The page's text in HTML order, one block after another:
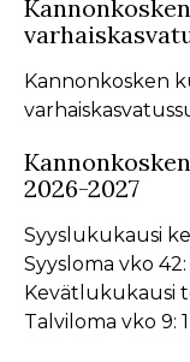
Kannonkosken
2026-2027
Syyslukukausi ke
Syysloma vko 42:
Kevätlukukausi
Talviloma vko 9: